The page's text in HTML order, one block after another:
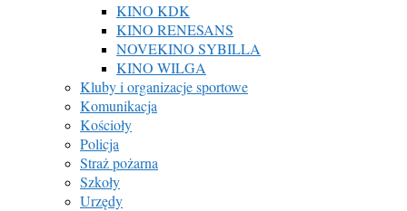
KINO KDK
KINO RENESANS
NOVEKINO SYBILLA
KINO WILGA
Kluby i organizacje sportowe
Komunikacja
Kościoły
Policja
Straż pożarna
Szkoły
Urzędy